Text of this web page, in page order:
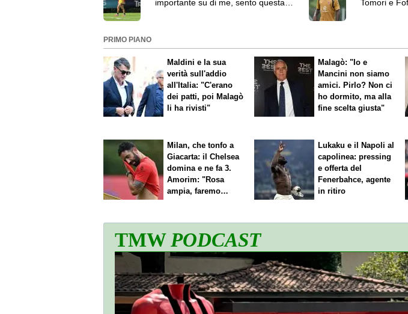
importante su di me, sento questa
Tomori e
PRIMO PIANO
Maldini e la sua
verità sull'addio
all'Italia: "C'erano
dei patti, poi Malagò
li ha rivisti"
Malagò: "Io e
Mancini non siamo
amici. Pirlo? Non ci
ho dormito, ma alla
fine scelta giusta"
Milan, che tonfo a
Giacarta: il Chelsea
domina e ne fa 3.
Amorim: "Rosa
ampia, faremo
Lukaku e il Napoli al
capolinea: pressing
e offerta del
Fenerbahce, agente
in ritiro
TMWPODCAST